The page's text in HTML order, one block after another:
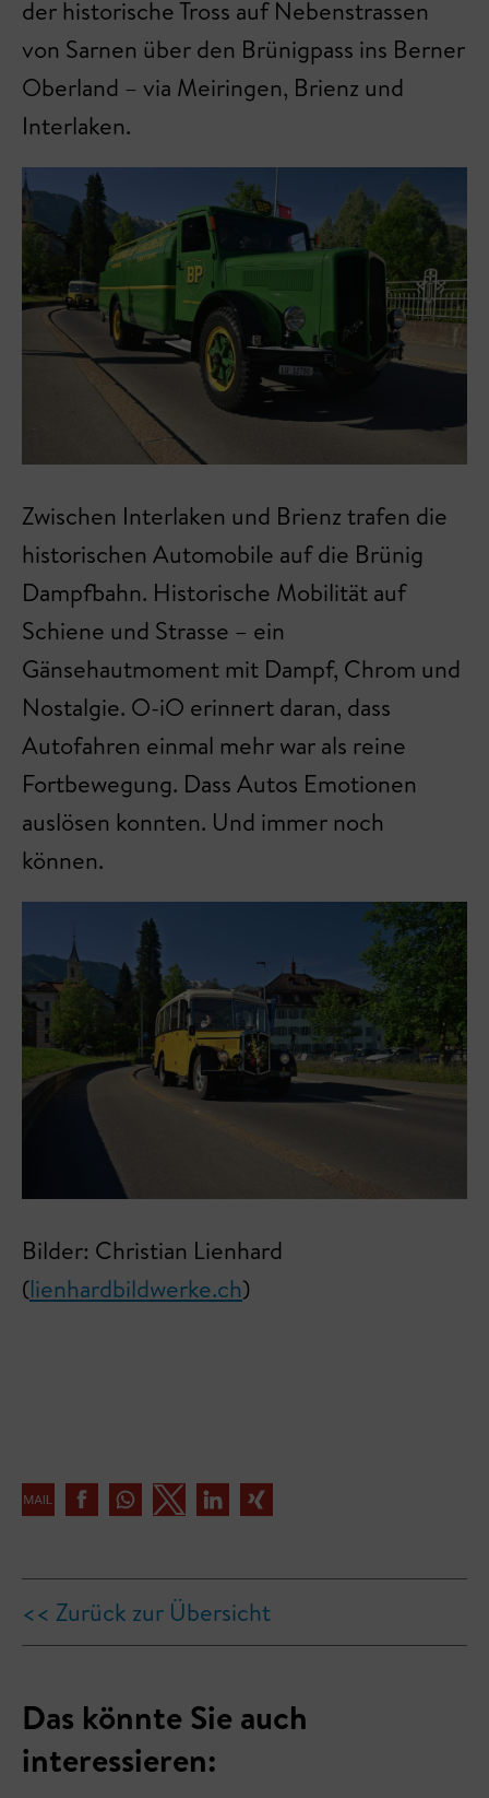
der historische Tross auf Nebenstrassen
von Sarnen über den Brünigpass ins Berner
Oberland – via Meiringen, Brienz und
Interlaken.
Zwischen Interlaken und Brienz trafen die
historischen Automobile auf die Brünig
Dampfbahn. Historische Mobilität auf
Schiene und Strasse – ein
Gänsehautmoment mit Dampf, Chrom und
Nostalgie. O-iO erinnert daran, dass
Autofahren einmal mehr war als reine
Fortbewegung. Dass Autos Emotionen
auslösen konnten. Und immer noch
können.
Bilder: Christian Lienhard
(lienhardbildwerke.ch)
<< Zurück zur Übersicht
Das könnte Sie auch
interessieren: